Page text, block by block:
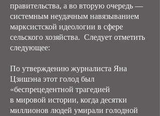
правительства, а во вторую очередь —
системным неудачным навязыванием
марксистской идеологии в сфере
сельского хозяйства. Следует отметить
следующее:
По утверждению журналиста Яна
Цзишэна этот голод был
«беспрецедентной трагедией
в мировой истории, когда десятки
миллионов людей умирали голодной